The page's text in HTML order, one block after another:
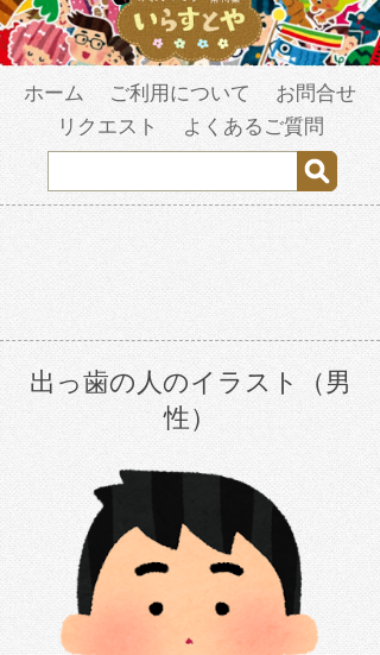
ホーム ご利用について
お問合せ
リクエスト
よくあるご質問
出っ歯の人のイラスト（男
性）